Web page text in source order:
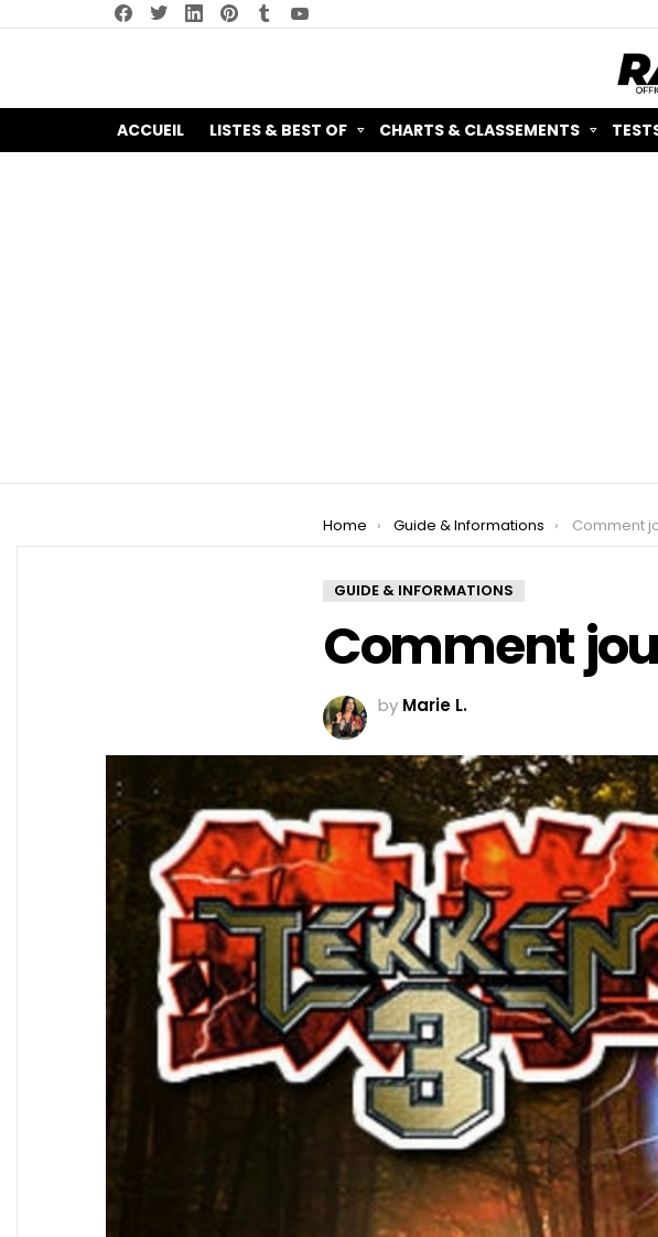
facebooktwitterlinkedin pinterest
ACCUEIL LISTES & BEST OF CHARTS & CLASSEMENTS
You are here:
Home Guide & Informations Comment
GUIDE & INFORMATIONS
Comment
by Marie L.